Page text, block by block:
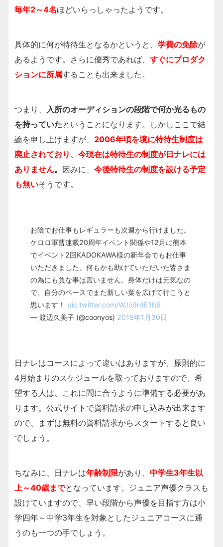
毎年2～4名ほどいらっしゃったようです。
具体的に何が特待生となるかというと、 学費の免除が
あるようです。さらに優秀であれば、 すぐにプロダク
ションに所属することも出来ました。
つまり、
入所のオーディションの段階で何か光るもの
を持っていたということになります。しかしここで結
論を申し上げますが、 2006年頃を境に特待生制度は
廃止されており、 今現在は特待生の制度が日ナレには
ありません。 因みに、 今後特待生の制度を設ける予定
も無いそうです。
お陰でお仕事もレギュラーも次週から行けました。
ケロロ軍曹連載20周年イベント関係や12月に熊本
でイベント2回KADOKAWA様の新年会でもお仕事
いただきました。何もかも助けていただいた皆さま
の為にも負な事は言いません。身体だけは元気なの
で、自分のペースでまた新しい葉を広げて行こうと
思います！ pic.twitter.com/WJo9rdE1b6
— 渡辺久美子 (@coonyos) 2019年1月30日
日ナレはコースによって違いはありますが、原則的に
4月始まりのスケジュールを取っておりますので、希
望する人は、これに間に合うように準備する必要があ
ります。公式サイトで資料請求の申し込みが出来ます
ので、まずは無料の資料請求からスタートすると良い
でしょう。
ちなみに、日ナレは年齢制限があり、 中学生3年生以
上～40歳までとなっています。ジュニア声優クラスも
設けていますので、早い段階から声優を目指す方は小
学四年～中学3年生を対象としたジュニアコースに通
うのも一つの手でしょう。